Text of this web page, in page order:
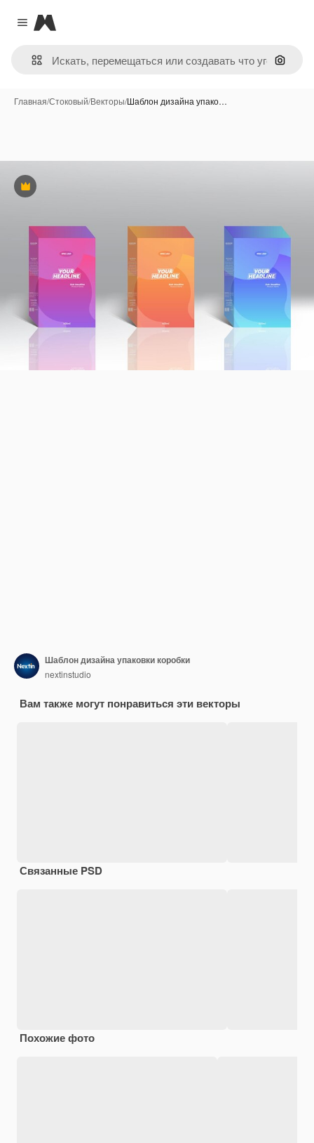
Close menu
Magnific
Поиск
Главная/Стоковый/Векторы/Шаблон дизайна упако…
Премиум
Шаблон дизайна упаковки коробки
nextinstudio
Вам также могут понравиться эти векторы
Связанные PSD
Похожие фото